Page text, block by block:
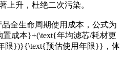
上升，杜绝二次污染。
全生命周期使用成本，公式为
成本}+(\text{年均滤芯/耗材更
限})}{\text{预估使用年限}}，体